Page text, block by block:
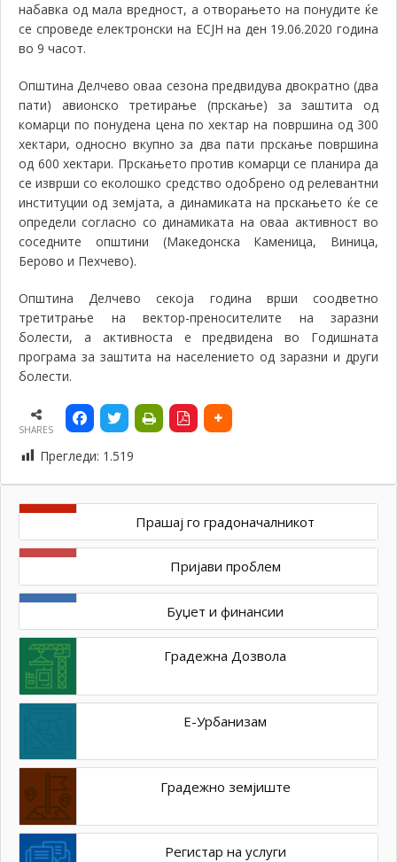
набавка од мала вредност, а отворањето на понудите ќе
се спроведе електронски на ЕСЈН на ден 19.06.2020 година
во 9 часот.
Општина Делчево оваа сезона предвидува двократно (два
пати) авионско третирање (прскање) за заштита од
комарци по понудена цена по хектар на површина од 300
хектари, односно вкупно за два пати прскање површина
од 600 хектари. Прскањето против комарци се планира да
се изврши со еколошко средство одобрено од релевантни
институции од земјата, а динамиката на прскањето ќе се
определи согласно со динамиката на оваа активност во
соседните општини (Македонска Каменица, Виница,
Берово и Пехчево).
Општина Делчево секоја година врши соодветно
третитрање на вектор-преносителите на заразни
болести, а активноста е предвидена во Годишната
програма за заштита на населението од заразни и други
болести.
SHARES
Прегледи: 1.519
Прашај го градоначалникот
Пријави проблем
Буџет и финансии
Градежна Дозвола
Е-Урбанизам
Градежно земјиште
Регистар на услуги